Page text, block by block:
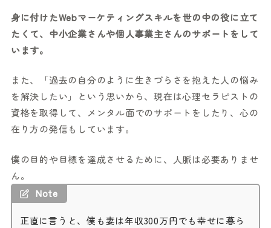
身に付けたWebマーケティングスキルを世の中の役に立て
たくて、中小企業さんや個人事業主さんのサポートをして
います。
また、「過去の自分のように生きづらさを抱えた人の悩み
を解決したい」という思いから、現在は心理セラピストの
資格を取得して、メンタル面でのサポートをしたり、心の
在り方の発信もしています。
僕の目的や目標を達成させるために、人脈は必要ありませ
ん。
Note
正直に言うと、僕も妻は年収300万円でも幸せに暮ら